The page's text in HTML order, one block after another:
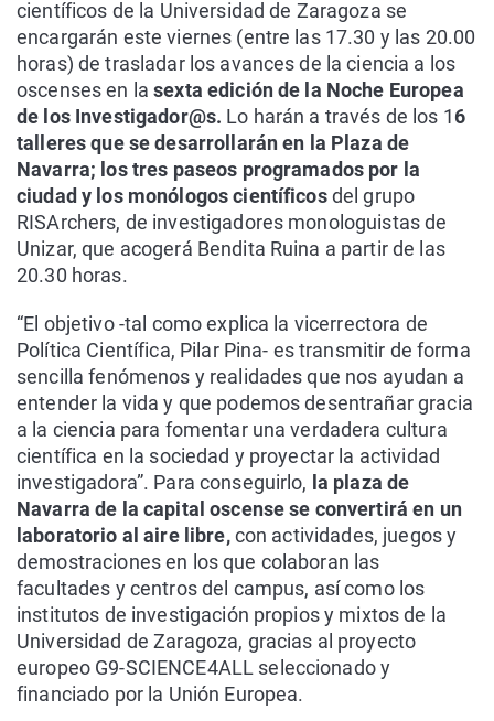
científicos de la Universidad de Zaragoza se
encargarán este viernes (entre las 17.30 y las 20.00
horas) de trasladar los avances de la ciencia a los
oscenses en lasexta edición de la Noche Europea
de los Investigador@s. Lo harán a través de los 16
talleres que se desarrollarán en la Plaza de
Navarra; los tres paseos programados por la
ciudad y los monólogos científicosdel grupo
RISArchers, de investigadores monologuistas de
Unizar, que acogerá Bendita Ruina a partir de las
20.30 horas.
“El objetivo -tal como explica la vicerrectora de
Política Científica, Pilar Pina- es transmitir de forma
sencilla fenómenos y realidades que nos ayudan a
entender la vida y que podemos desentrañar gracia
a la ciencia para fomentar una verdadera cultura
científica en la sociedad y proyectar la actividad
investigadora”. Para conseguirlo, la plaza de
Navarra de la capital oscense se convertirá en un
laboratorio al aire libre,con actividades, juegos y
demostraciones en los que colaboran las
facultades y centros del campus, así como los
institutos de investigación propios y mixtos de la
Universidad de Zaragoza, gracias al proyecto
europeo G9-SCIENCE4ALL seleccionado y
financiado por la Unión Europea.